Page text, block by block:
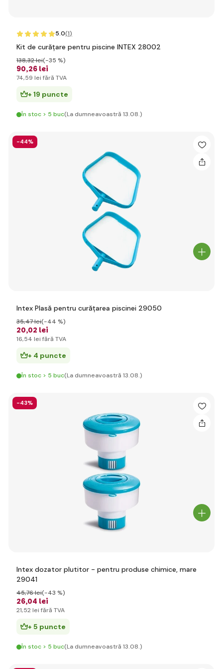
5.0(1)
Kit de curățare pentru piscine INTEX 28002
90,26 lei
138,32 lei(-35 %)
74,59 lei fără TVA
+ 19 puncte
În stoc > 5 buc(La dumneavoastră 13.08.)
-44%
Intex Plasă pentru curățarea piscinei 29050
20,02 lei
35,47 lei(-44 %)
16,54 lei fără TVA
+ 4 puncte
În stoc > 5 buc(La dumneavoastră 13.08.)
-43%
Intex dozator plutitor - pentru produse chimice, mare
29041
26,04 lei
45,76 lei(-43 %)
21,52 lei fără TVA
+ 5 puncte
În stoc > 5 buc(La dumneavoastră 13.08.)